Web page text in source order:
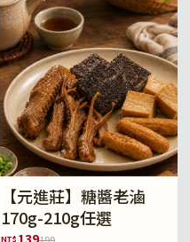
【元進莊】糖醬老滷
170g-210g任選
NT$